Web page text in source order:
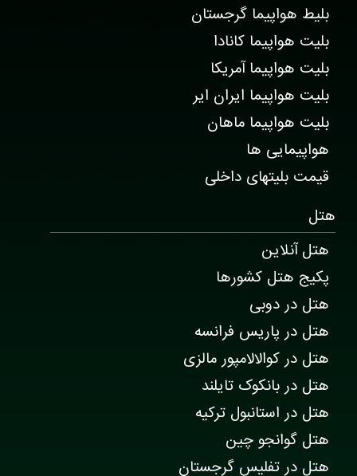
بلیط هواپیما گرجستان
بلیت هواپیما کانادا
بلیت هواپیما آمریکا
بلیت هواپیما ایران ایر
بلیت هواپیما ماهان
هواپیمایی ها
قیمت بلیتهای داخلی
هتل
هتل آنلاین
پکیج هتل کشورها
هتل در دوبی
هتل در پاریس فرانسه
هتل در کوالالامپور مالزی
هتل در بانکوک تایلند
هتل در استانبول ترکیه
هتل گوانجو چین
هتل در تفلیس گرجستان